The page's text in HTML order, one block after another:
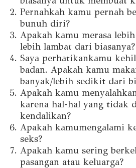
Pernahkah kamu pernah
bunuh diri?
Apakah kamu merasa
lebih lambat dari biasanya?
Saya perhatikankamu
badan. Apakah kamu
banyak/lebih sedikit dari
Apakah kamu
karena hal-hal yang tidak
kendalikan?
Apakah kamumengalami
seks?
Apakah kamu sering
pasangan atau keluarga?